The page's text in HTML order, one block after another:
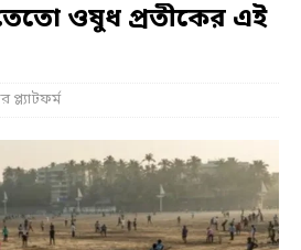
তেতো ওষুধ প্রতীকের এই
প্ল্যাটফর্ম